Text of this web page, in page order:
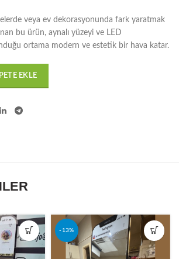
veya ev dekorasyonunda fark yaratmak
bu ürün, aynalı yüzeyi ve LED
ortama modern ve estetik bir hava katar.
EKLE
-13%